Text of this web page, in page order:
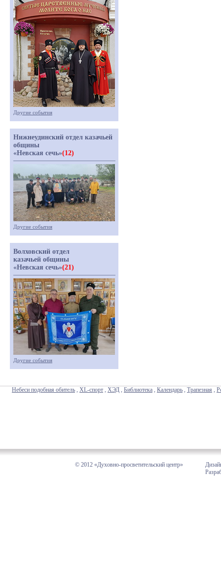
Другие события
Нижнеудинский отдел казачьей
общины
«Невская сечь»(12)
Другие события
Волховский отдел
казачьей общины
«Невская сечь»(21)
Другие события
Небеси подобная обитель , XL-спорт , ХЭД , Библиотека , Календарь , Трапезная ,
© 2012 «Духовно-просветительский центр»